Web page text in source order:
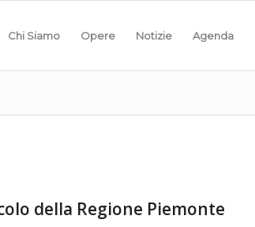
Chi Siamo Opere Notizie Agenda
della Regione Piemonte